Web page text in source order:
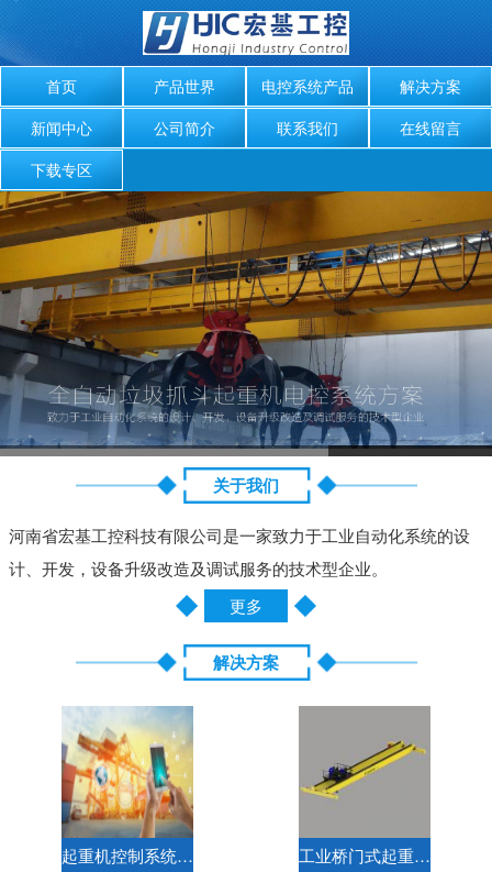
首页 产品世界 电控系统产品
解决方案
新闻中心
公司简介 联系我们
在线留言
下载专区
关于我们
河南省宏基工控科技有限公司是一家致力于工业自动化系统的设
计、开发，设备升级改造及调试服务的技术型企业。
更多
解决方案
起重机控制系统解决方案 工业桥门式起重机标准电气解决方案